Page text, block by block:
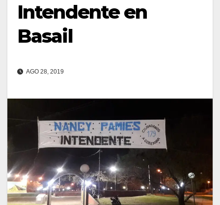
Intendente en
Basail
AGO 28, 2019